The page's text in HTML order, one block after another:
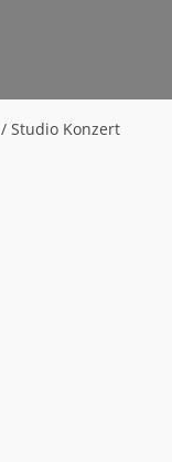
/ Studio Konzert